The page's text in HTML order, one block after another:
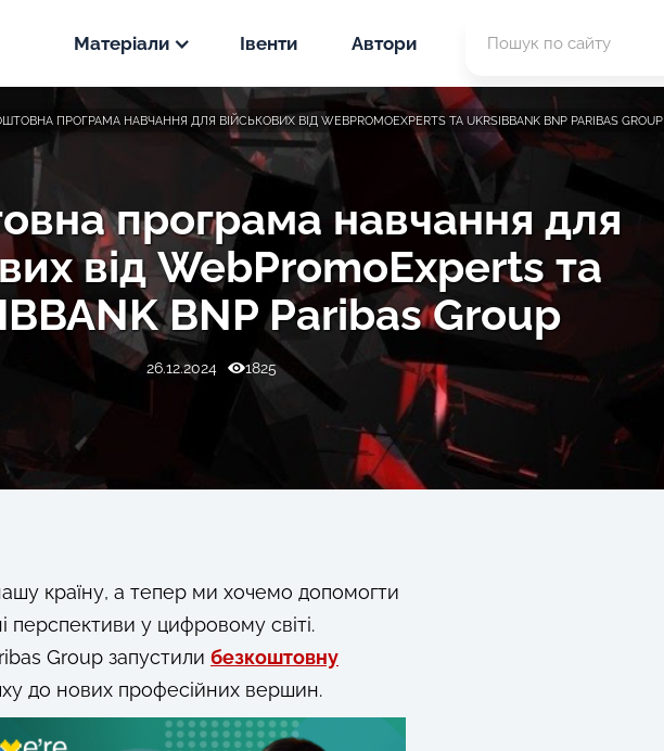
Матеріали
Новини
PPC
SEO
Кейси
SEO
Івенти Автори
ПРОГРАМА НАВЧАННЯ ДЛЯ ВІЙСЬКОВИХ ВІД WEBPROMOEXPERTS ТА UKRSIBBANK BNP PARIBAS GROUP
програма навчання для
від WebPromoExperts та
BNP Paribas Group
26.12.2024 1825
країну, а тепер ми хочемо допомогти
перспективи у цифровому світі.
Group запустили безкоштовну
до нових професійних вершин.